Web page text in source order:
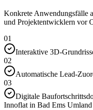
Konkrete Anwendungsfälle
und Projektentwicklern vor
01
Interaktive 3D-
02
Automatische Lead-
03
Digitale
Innoflat in Bad Ems Umland